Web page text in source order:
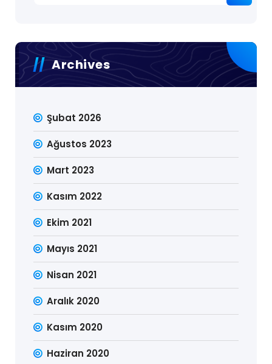
Archives
Şubat 2026
Ağustos 2023
Mart 2023
Kasım 2022
Ekim 2021
Mayıs 2021
Nisan 2021
Aralık 2020
Kasım 2020
Haziran 2020